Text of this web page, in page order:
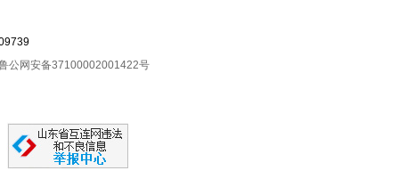
公网安备37100002001422号